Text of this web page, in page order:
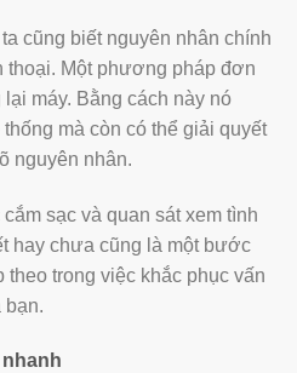
cũng biết nguyên nhân chính
thoại. Một phương pháp đơn
máy. Bằng cách này nó
mà còn có thể giải quyết
nguyên nhân.
sạc và quan sát xem tình
hay chưa cũng là một bước
theo trong việc khắc phục vấn
bạn.